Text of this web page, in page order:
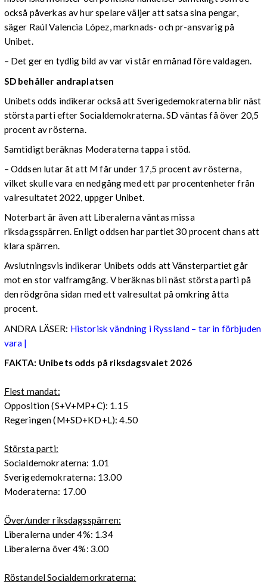
också påverkas av hur spelare väljer att satsa sina pengar,
säger Raúl Valencia López, marknads- och pr-ansvarig på
Unibet.
– Det ger en tydlig bild av var vi står en månad före valdagen.
SD behåller andraplatsen
Unibets odds indikerar också att Sverigedemokraterna blir näst
största parti efter Socialdemokraterna. SD väntas få över 20,5
procent av rösterna.
Samtidigt beräknas Moderaterna tappa i stöd.
– Oddsen lutar åt att M får under 17,5 procent av rösterna,
vilket skulle vara en nedgång med ett par procentenheter från
valresultatet 2022, uppger Unibet.
Noterbart är även att Liberalerna väntas missa
riksdagsspärren. Enligt oddsen har partiet 30 procent chans att
klara spärren.
Avslutningsvis indikerar Unibets odds att Vänsterpartiet går
mot en stor valframgång. V beräknas bli näst största parti på
den rödgröna sidan med ett valresultat på omkring åtta
procent.
ANDRA LÄSER: Historisk vändning i Ryssland – tar in förbjuden
vara |
FAKTA: Unibets odds på riksdagsvalet 2026
Flest mandat:
Opposition (S+V+MP+C): 1.15
Regeringen (M+SD+KD+L): 4.50
Största parti:
Socialdemokraterna: 1.01
Sverigedemokraterna: 13.00
Moderaterna: 17.00
Över/under riksdagsspärren:
Liberalerna under 4%: 1.34
Liberalerna över 4%: 3.00
Röstandel Socialdemorkraterna: